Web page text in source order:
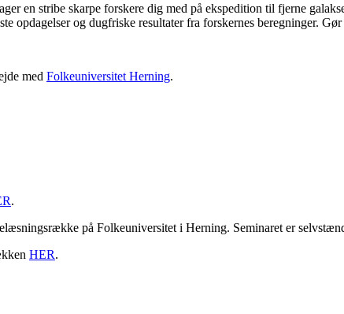
en stribe skarpe forskere dig med på ekspedition til fjerne
opdagelser og dugfriske resultater fra forskernes beregninger.
med Folkeuniversitet Herning.
.
på Folkeuniversitet i Herning. Seminaret er
HER.